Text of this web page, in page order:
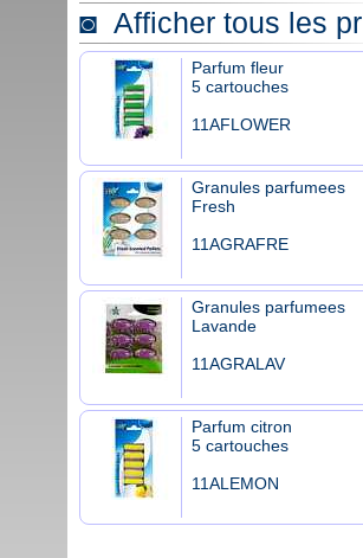
◙ Afficher tous les
Parfum fleur
5 cartouches
11AFLOWER
Granules parfumees
Fresh
11AGRAFRE
Granules parfumees
Lavande
11AGRALAV
Parfum citron
5 cartouches
11ALEMON